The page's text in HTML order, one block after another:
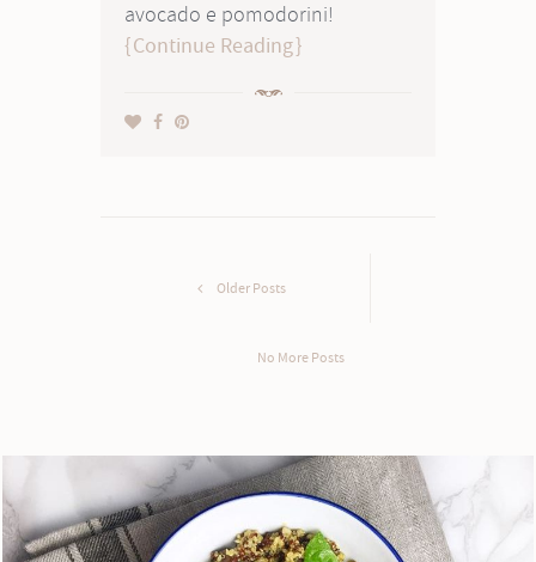
avocado e pomodorini!
Continue Reading
Older Posts
No More Posts